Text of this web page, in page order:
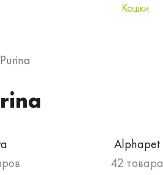
Кошки
Purina
Alphapet
42 товара